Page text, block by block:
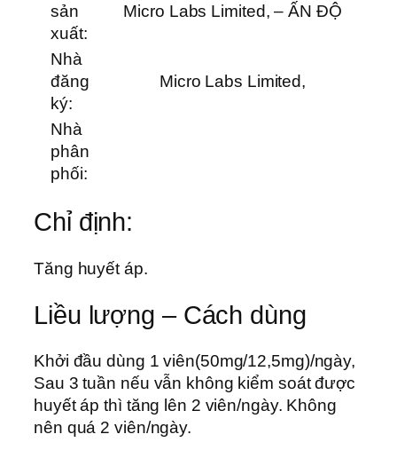
sản
xuất:
Micro Labs Limited, – ẤN ĐỘ
Nhà
đăng
ký:
Micro Labs Limited,
Nhà
phân
phối:
Chỉ định:
Tăng huyết áp.
Liều lượng – Cách dùng
Khởi đầu dùng 1 viên(50mg/12,5mg)/ngày,
Sau 3 tuần nếu vẫn không kiểm soát được
huyết áp thì tăng lên 2 viên/ngày. Không
nên quá 2 viên/ngày.